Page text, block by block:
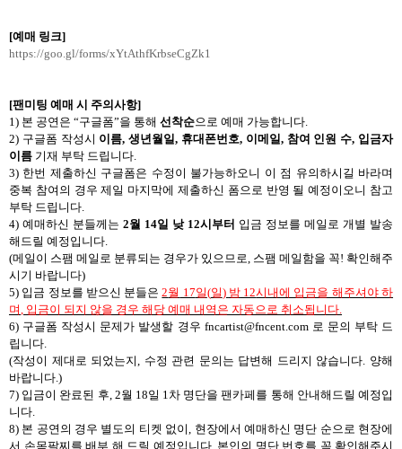
[예매 링크]
https://goo.gl/forms/xYtAthfKrbseCgZk1
[팬미팅 예매 시 주의사항]
1) 본 공연은 “구글폼”을 통해 선착순으로 예매 가능합니다.
2) 구글폼 작성시 이름,생년월일, 휴대폰번호, 이메일, 참여 인원 수, 입금자
이름 기재 부탁 드립니다.
3) 한번 제출하신 구글폼은 수정이 불가능하오니 이 점 유의하시길 바라며
중복 참여의 경우 제일 마지막에 제출하신 폼으로 반영 될 예정이오니 참고
부탁 드립니다.
4) 예매하신 분들께는 2월 14일 낮 12시부터 입금 정보를 메일로 개별 발송
해드릴 예정입니다.
(메일이 스팸 메일로 분류되는 경우가 있으므로, 스팸 메일함을 꼭! 확인해주
시기 바랍니다)
5) 입금 정보를 받으신 분들은2월 17일(일) 밤12시내에 입금을 해주셔야 하
며, 입금이 되지 않을 경우 해당 예매 내역은 자동으로 취소됩니다.
6) 구글폼 작성시 문제가 발생할 경우 fncartist@fncent.com 로 문의 부탁 드
립니다.
(작성이 제대로 되었는지, 수정 관련 문의는 답변해 드리지 않습니다. 양해
바랍니다.)
7) 입금이 완료된 후, 2월 18일 1차 명단을 팬카페를 통해 안내해드릴 예정입
니다.
8) 본 공연의 경우 별도의 티켓 없이, 현장에서 예매하신 명단 순으로 현장에
서 손목팔찌를 배부 해 드릴 예정입니다. 본인의 명단 번호를 꼭 확인해주시